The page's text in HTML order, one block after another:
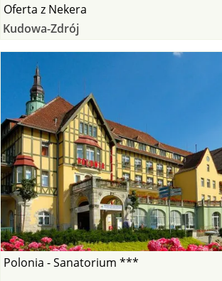
Oferta z Nekera
Kudowa-Zdrój
Polonia - Sanatorium ***